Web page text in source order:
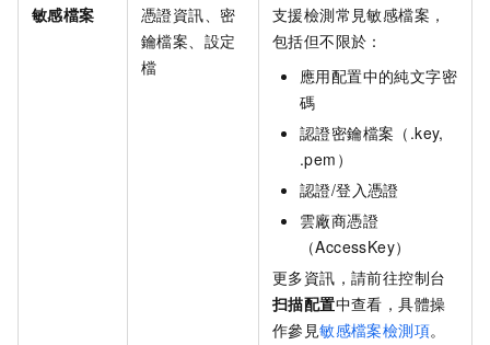
敏感檔案
憑證資訊、密
鑰檔案、設定
檔
支援檢測常見敏感檔案，
包括但不限於：
應用配置中的純文字密
碼
認證密鑰檔案（.key,
.pem）
認證/登入憑證
雲廠商憑證
（AccessKey）
更多資訊，請前往控制台
扫描配置中查看，具體操
作參見敏感檔案檢測項。